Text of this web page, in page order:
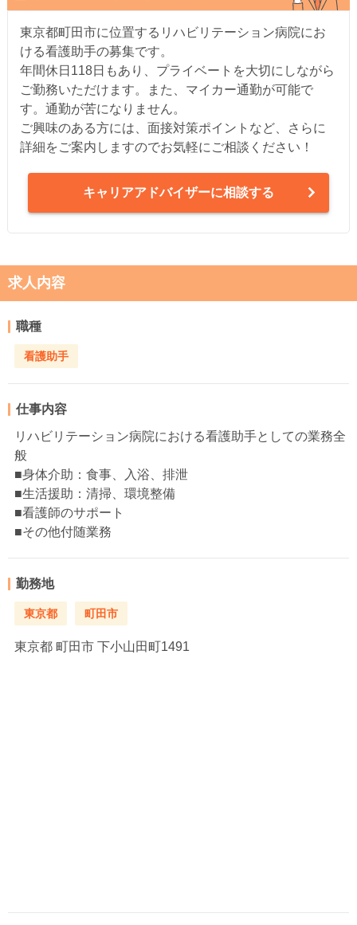
東京都町田市に位置するリハビリテーション病院にお
ける看護助手の募集です。
年間休日118日もあり、プライベートを大切にしながら
ご勤務いただけます。また、マイカー通勤が可能で
す。通勤が苦になりません。
ご興味のある方には、面接対策ポイントなど、さらに
詳細をご案内しますのでお気軽にご相談ください！
キャリアアドバイザーに相談する
求人内容
職種
看護助手
仕事内容
リハビリテーション病院における看護助手としての業務全
般
■身体介助：食事、入浴、排泄
■生活援助：清掃、環境整備
■看護師のサポート
■その他付随業務
勤務地
東京都 町田市
東京都 町田市 下小山田町1491